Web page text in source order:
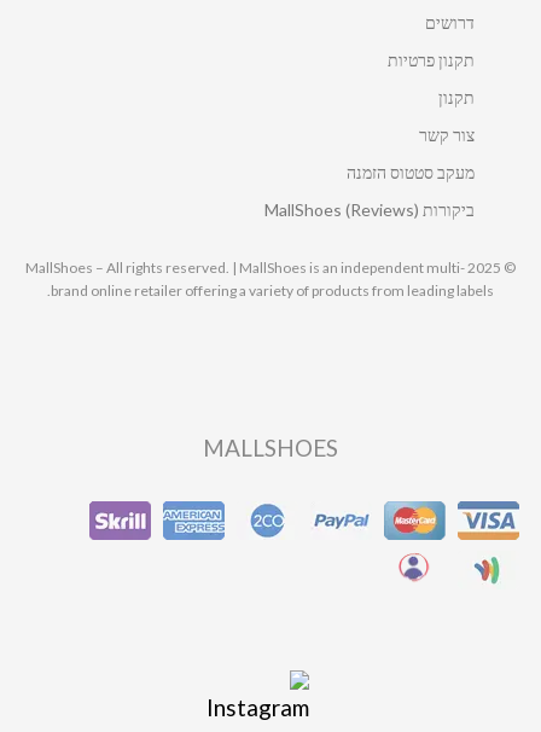
דרושים
תקנון פרטיות
תקנון
צור קשר
מעקב סטטוס הזמנה
ביקורות MallShoes (Reviews)
© 2025 MallShoes – All rights reserved. | MallShoes is an independent multi-
brand online retailer offering a variety of products from leading labels.
MALLSHOES